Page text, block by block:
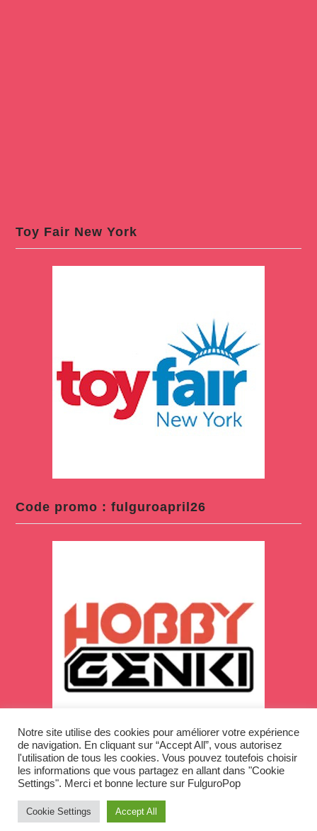
Toy Fair New York
Code promo : fulguroapril26
Copyright © 2026
Notre site utilise des cookies pour améliorer votre expérience
de navigation. En cliquant sur “Accept All”, vous autorisez
l'utilisation de tous les cookies. Vous pouvez toutefois choisir
les informations que vous partagez en allant dans "Cookie
Settings". Merci et bonne lecture sur FulguroPop
Cookie Settings Accept All